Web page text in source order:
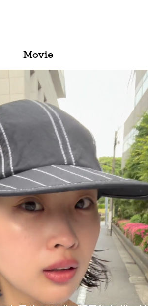
Movie